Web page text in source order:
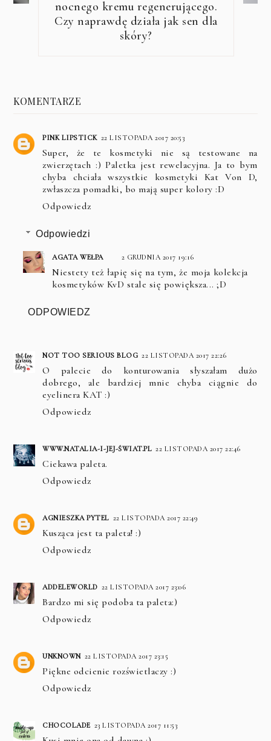
nocnego kremu regenerującego.
Czy naprawdę działa jak sen dla
skóry?
KOMENTARZE
PINK LIPSTICK 22 LISTOPADA 2017 20:53
Super, że te kosmetyki nie są testowane na
zwierzętach :) Paletka jest rewelacyjna. Ja to bym
chyba chciała wszystkie kosmetyki Kat Von D,
zwłaszcza pomadki, bo mają super kolory :D
Odpowiedz
Odpowiedzi
AGATA WEŁPA 2 GRUDNIA 2017 19:16
Niestety też łapię się na tym, że moja kolekcja
kosmetyków KvD stale się powiększa... ;D
ODPOWIEDZ
NOT TOO SERIOUS BLOG 22 LISTOPADA 2017 22:26
O palecie do konturowania słyszałam dużo
dobrego, ale bardziej mnie chyba ciągnie do
eyelinera KAT :)
Odpowiedz
WWW.NATALIA-I-JEJ-ŚWIAT.PL 22 LISTOPADA 2017 22:46
Ciekawa paleta.
Odpowiedz
AGNIESZKA PYTEL 22 LISTOPADA 2017 22:49
Kusząca jest ta paleta! :)
Odpowiedz
ADDELEWORLD 22 LISTOPADA 2017 23:06
Bardzo mi się podoba ta paleta:)
Odpowiedz
UNKNOWN 22 LISTOPADA 2017 23:15
Piękne odcienie rozświetlaczy :)
Odpowiedz
CHOCOLADE 23 LISTOPADA 2017 11:53